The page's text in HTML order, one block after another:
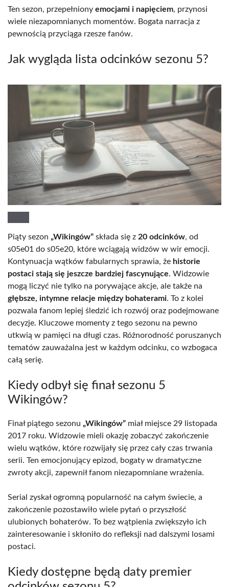
Ten sezon, przepełniony emocjami i napięciem, przynosi
wiele niezapomnianych momentów. Bogata narracja z
pewnością przyciąga rzesze fanów.
Jak wygląda lista odcinków sezonu 5?
Piąty sezon „Wikingów” składa się z 20 odcinków, od
s05e01 do s05e20, które wciągają widzów w wir emocji.
Kontynuacja wątków fabularnych sprawia, że historie
postaci stają się jeszcze bardziej fascynujące. Widzowie
mogą liczyć nie tylko na porywające akcje, ale także na
głębsze, intymne relacje między bohaterami. To z kolei
pozwala fanom lepiej śledzić ich rozwój oraz podejmowane
decyzje. Kluczowe momenty z tego sezonu na pewno
utkwią w pamięci na długi czas. Różnorodność poruszanych
tematów zauważalna jest w każdym odcinku, co wzbogaca
całą serię.
Kiedy odbył się finał sezonu 5
Wikingów?
Finał piątego sezonu „Wikingów” miał miejsce 29 listopada
2017 roku. Widzowie mieli okazję zobaczyć zakończenie
wielu wątków, które rozwijały się przez cały czas trwania
serii. Ten emocjonujący epizod, bogaty w dramatyczne
zwroty akcji, zapewnił fanom niezapomniane wrażenia.
Serial zyskał ogromną popularność na całym świecie, a
zakończenie pozostawiło wiele pytań o przyszłość
ulubionych bohaterów. To bez wątpienia zwiększyło ich
zainteresowanie i skłoniło do refleksji nad dalszymi losami
postaci.
Kiedy dostępne będą daty premier